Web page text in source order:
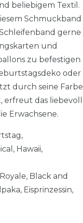
beliebigem Textil.
Schmuckband
gerne
und
zu befestigen
oder
durch seine Farbe
erfreut das liebevoll
Erwachsene.
Hawaii,
Black and
Eisprinzessin,